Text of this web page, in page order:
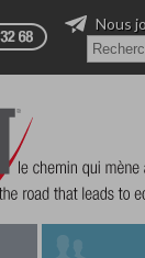
Nous